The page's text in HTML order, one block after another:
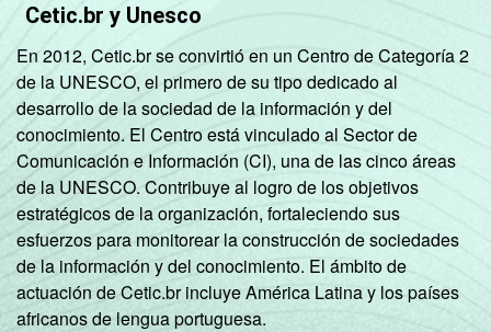
Cetic.br y Unesco
En 2012, Cetic.br se convirtió en un Centro de Categoría 2
de la UNESCO, el primero de su tipo dedicado al
desarrollo de la sociedad de la información y del
conocimiento. El Centro está vinculado al Sector de
Comunicación e Información (CI), una de las cinco áreas
de la UNESCO. Contribuye al logro de los objetivos
estratégicos de la organización, fortaleciendo sus
esfuerzos para monitorear la construcción de sociedades
de la información y del conocimiento. El ámbito de
actuación de Cetic.br incluye América Latina y los países
africanos de lengua portuguesa.